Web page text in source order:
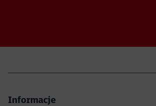
Informacje